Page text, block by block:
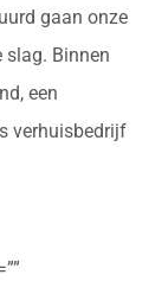
gaan onze
slag. Binnen
een
verhuisbedrijf